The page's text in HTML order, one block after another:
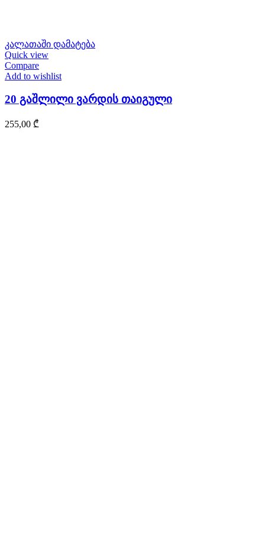
კალათაში დამატება
Quick view
Compare
Add to wishlist
20 გაშლილი ვარდის თაიგული
255,00 ₾